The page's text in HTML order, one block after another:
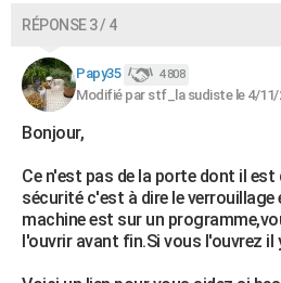
RÉPONSE 3 / 4
Papy35 4 808
Modifié par stf_la sudiste le 4/11/
Bonjour,
Ce n'est pas de la porte dont il
sécurité c'est à dire le verrouillage
machine est sur un
l'ouvrir avant fin.Si vous l'ouvrez il